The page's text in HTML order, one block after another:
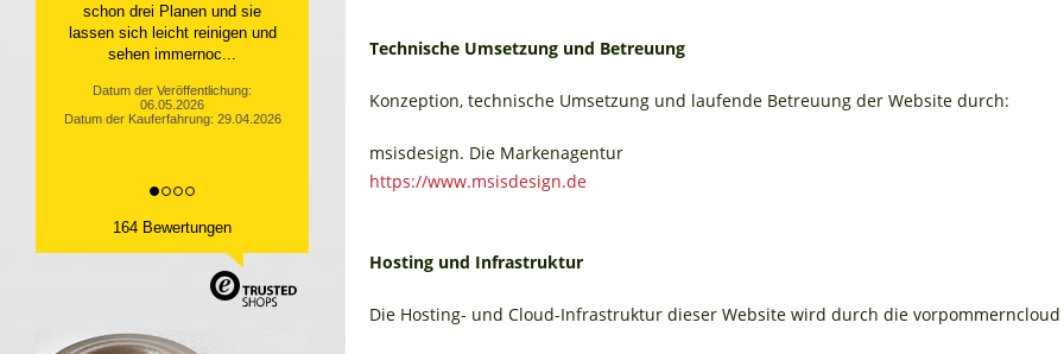
Datum der Veröffentlichung:
10.04.2026
Datum der Kauferfahrung: 31.03.2026
164 Bewertungen
Technische Umsetzung und Betreuung
Konzeption, technische Umsetzung und laufende Betreuung der Website durch:
msisdesign. Die Markenagentur
https://www.msisdesign.de
Hosting und Infrastruktur
Die Hosting- und Cloud-Infrastruktur dieser Website wird durch die